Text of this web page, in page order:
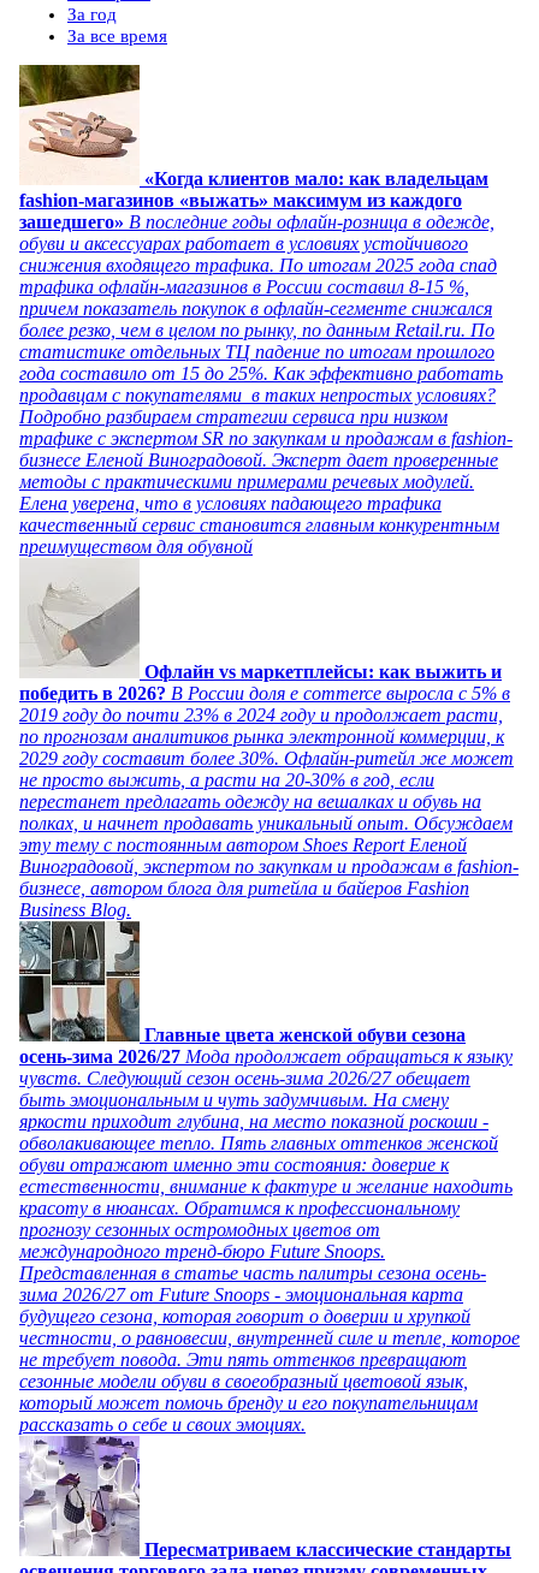
За год
За все время
«Когда клиентов мало: как владельцам
fashion-магазинов «выжать» максимум из каждого
зашедшего» В последние годы офлайн-розница в одежде,
обуви и аксессуарах работает в условиях устойчивого
снижения входящего трафика. По итогам 2025 года спад
трафика офлайн-магазинов в России составил 8-15 %,
причем показатель покупок в офлайн-сегменте снижался
более резко, чем в целом по рынку, по данным Retail.ru. По
статистике отдельных ТЦ падение по итогам прошлого
года составило от 15 до 25%. Как эффективно работать
продавцам с покупателями в таких непростых условиях?
Подробно разбираем стратегии сервиса при низком
трафике с экспертом SR по закупкам и продажам в fashion-
бизнесе Еленой Виноградовой. Эксперт дает проверенные
методы с практическими примерами речевых модулей.
Елена уверена, что в условиях падающего трафика
качественный сервис становится главным конкурентным
преимуществом для обувной
Офлайн vs маркетплейсы: как выжить и
победить в 2026? В России доля e commerce выросла с 5% в
2019 году до почти 23% в 2024 году и продолжает расти,
по прогнозам аналитиков рынка электронной коммерции, к
2029 году составит более 30%. Офлайн-ритейл же может
не просто выжить, а расти на 20-30% в год, если
перестанет предлагать одежду на вешалках и обувь на
полках, и начнет продавать уникальный опыт. Обсуждаем
эту тему с постоянным автором Shoes Report Еленой
Виноградовой, экспертом по закупкам и продажам в fashion-
бизнесе, автором блога для ритейла и байеров Fashion
Business Blog.
Главные цвета женской обуви сезона
осень-зима 2026/27 Мода продолжает обращаться к языку
чувств. Следующий сезон осень-зима 2026/27 обещает
быть эмоциональным и чуть задумчивым. На смену
яркости приходит глубина, на место показной роскоши -
обволакивающее тепло. Пять главных оттенков женской
обуви отражают именно эти состояния: доверие к
естественности, внимание к фактуре и желание находить
красоту в нюансах. Обратимся к профессиональному
прогнозу сезонных остромодных цветов от
международного тренд-бюро Future Snoops.
Представленная в статье часть палитры сезона осень-
зима 2026/27 от Future Snoops - эмоциональная карта
будущего сезона, которая говорит о доверии и хрупкой
честности, о равновесии, внутренней силе и тепле, которое
не требует повода. Эти пять оттенков превращают
сезонные модели обуви в своеобразный цветовой язык,
который может помочь бренду и его покупательницам
рассказать о себе и своих эмоциях.
Пересматриваем классические стандарты